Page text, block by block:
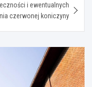
i ewentualnych
czerwonej koniczyny